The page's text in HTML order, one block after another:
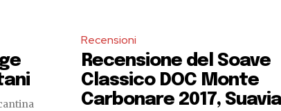
Recensioni
Recensione del Soave
Classico DOC Monte
Carbonare 2017, Suavia